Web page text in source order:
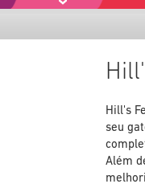
Hill's
seu
Além